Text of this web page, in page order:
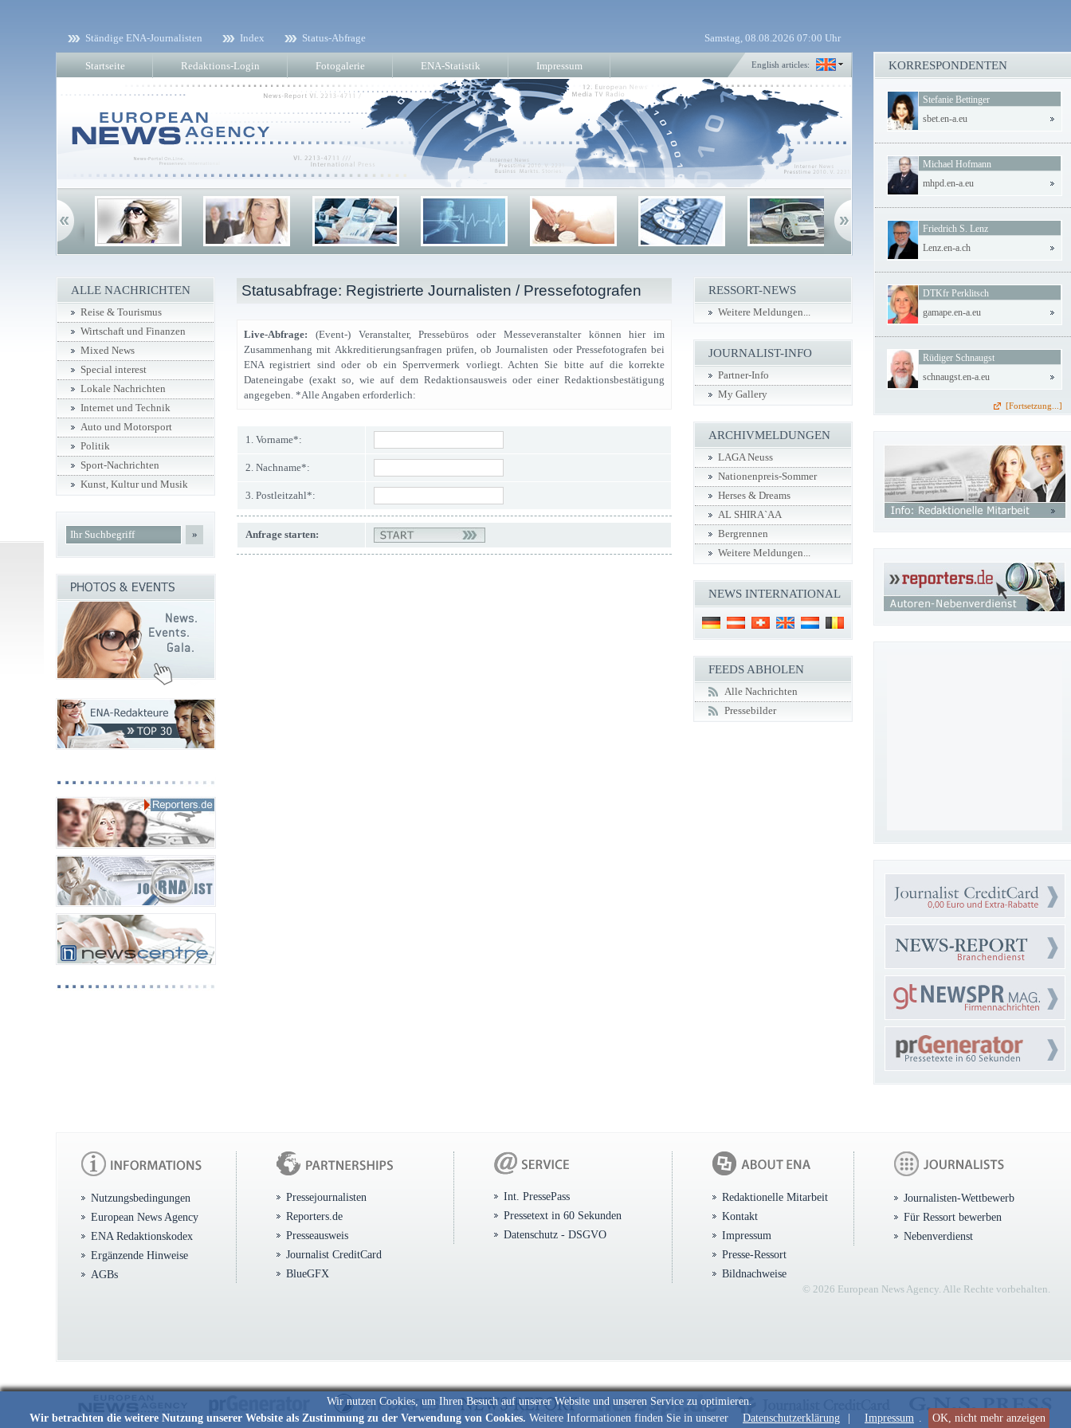
Wir nutzen Cookies, um Ihren Besuch auf unserer Website und unseren Service zu optimieren.
Wir betrachten die weitere Nutzung unserer Website als Zustimmung zu der Verwendung von Cookies. Weitere Informationen finden Sie in unserer Datenschutzerklärung Impressum . OK, nicht mehr anzeigen
Ständige ENA-Journalisten Index Status-Abfrage Samstag, 08.08.2026 07:00 Uhr
Startseite Redaktions-Login Fotogalerie ENA-Statistik Impressum English articles:
Statusabfrage: Registrierte Journalisten / Pressefotografen
Live-Abfrage: (Event-) Veranstalter, Pressebüros oder Messeveranstalter können hier im
Zusammenhang mit Akkreditierungsanfragen prüfen, ob Journalisten oder Pressefotografen bei
ENA registriert sind oder ob ein Sperrvermerk vorliegt. Achten Sie bitte auf die korrekte
Dateneingabe (exakt so, wie auf dem Redaktionsausweis oder einer Redaktionsbestätigung
angegeben. *Alle Angaben erforderlich:
1. Vorname*:
2. Nachname*:
3. Postleitzahl*:
Anfrage starten:
ALLE NACHRICHTEN
Reise & Tourismus
Wirtschaft und Finanzen
Mixed News
Special interest
Lokale Nachrichten
Internet und Technik
Auto und Motorsport
Politik
Sport-Nachrichten
Kunst, Kultur und Musik
»
RESSORT-NEWS
Weitere Meldungen...
JOURNALIST-INFO
Partner-Info
My Gallery
ARCHIVMELDUNGEN
LAGA Neuss
Nationenpreis-Sommer
Herses & Dreams
AL SHIRA`AA
Bergrennen
Weitere Meldungen...
NEWS INTERNATIONAL
FEEDS ABHOLEN
Alle Nachrichten
Pressebilder
KORRESPONDENTEN
Stefanie Bettinger
sbet.en-a.eu
Michael Hofmann
mhpd.en-a.eu
Friedrich S. Lenz
Lenz.en-a.ch
DTKfr Perklitsch
gamape.en-a.eu
Rüdiger Schnaugst
schnaugst.en-a.eu
[Fortsetzung...]
Nutzungsbedingungen
European News Agency
ENA Redaktionskodex
Ergänzende Hinweise
AGBs
Pressejournalisten
Reporters.de
Presseausweis
Journalist CreditCard
BlueGFX
Int. PressePass
Pressetext in 60 Sekunden
Datenschutz - DSGVO
Redaktionelle Mitarbeit
Kontakt
Impressum
Presse-Ressort
Bildnachweise
Journalisten-Wettbewerb
Für Ressort bewerben
Nebenverdienst
© 2026 European News Agency. Alle Rechte vorbehalten.